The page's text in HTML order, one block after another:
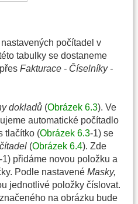
počítadel v
tabulky se dostaneme
přes Fakturace - Číselníky -
dokladů (Obrázek 6.3). Ve
automatické počítadlo
tlačítko (Obrázek 6.3-1) se
(Obrázek 6.4). Zde
-1) přidáme novou položku a
Podle nastavené Masky,
jednotlivé položky číslovat.
na obrázku bude